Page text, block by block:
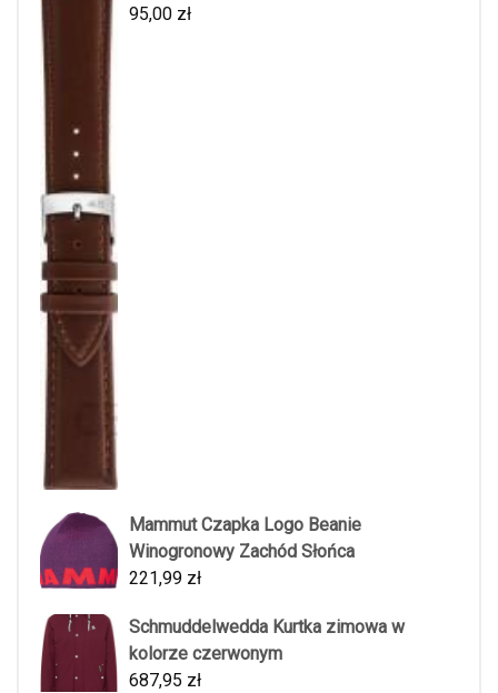
95,00 zł
Mammut Czapka Logo Beanie
Winogronowy Zachód Słońca
221,99 zł
Schmuddelwedda Kurtka zimowa w
kolorze czerwonym
687,95 zł